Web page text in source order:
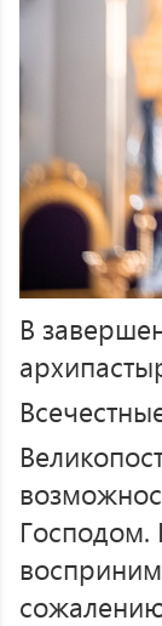
В
Господом.